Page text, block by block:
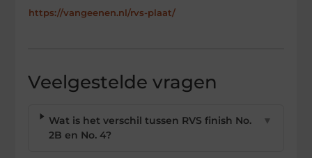
https://vangeenen.nl/rvs-plaat/
Veelgestelde vragen
Wat is het verschil tussen RVS finish No.
2B en No. 4?
▼